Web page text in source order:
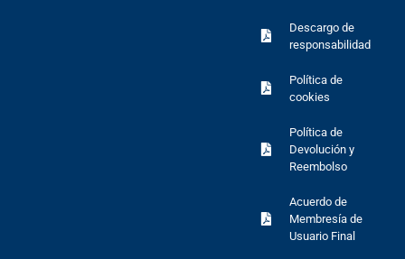
Descargo de
responsabilidad
Política de
cookies
Política de
Devolución y
Reembolso
Acuerdo de
Membresía de
Usuario Final